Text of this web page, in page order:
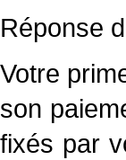
Réponse
Votre
son
fixés par